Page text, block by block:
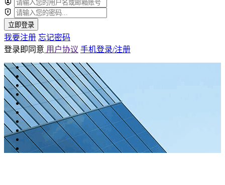
立即登录
我要注册 忘记密码
登录即同意 用户协议 手机登录/注册